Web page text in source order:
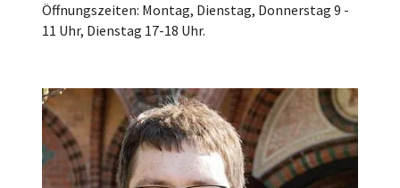
Öffnungszeiten: Montag, Dienstag, Donnerstag 9 -
11 Uhr, Dienstag 17-18 Uhr.